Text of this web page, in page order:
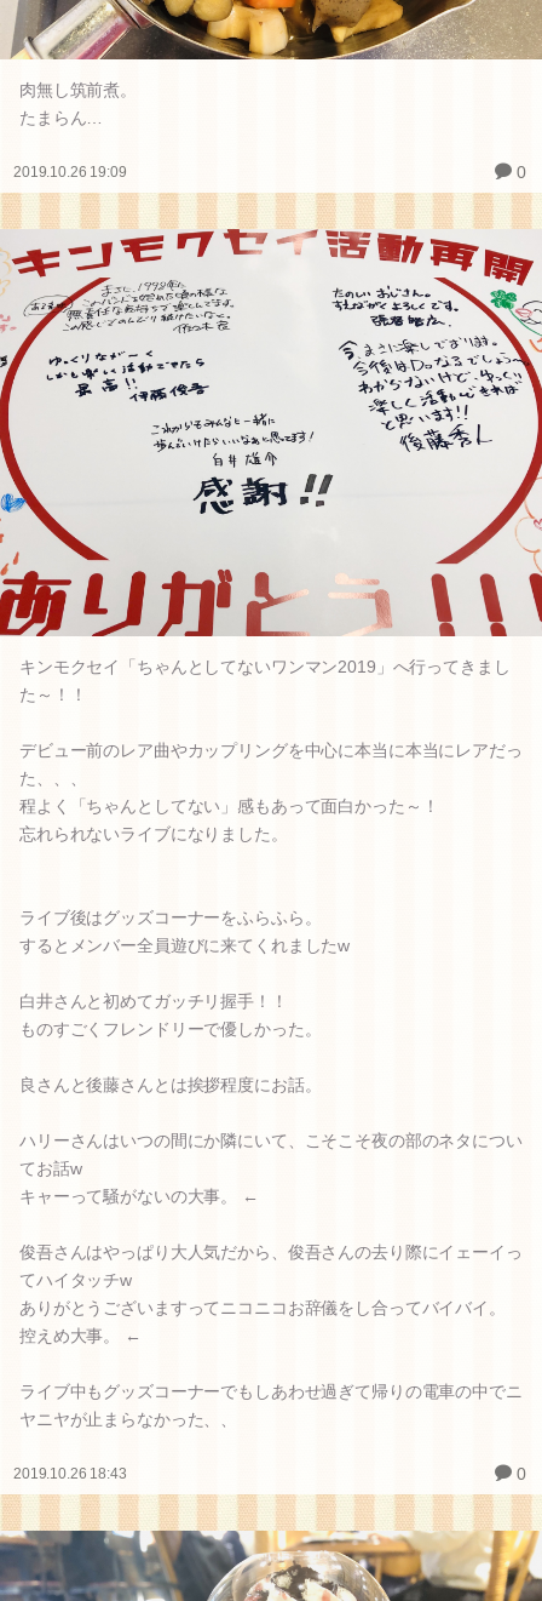
肉無し筑前煮。
たまらん…
2019.10.26 19:09 0
キンモクセイ「ちゃんとしてないワンマン2019」へ行ってきまし
た～！！
デビュー前のレア曲やカップリングを中心に本当に本当にレアだっ
た、、、
程よく「ちゃんとしてない」感もあって面白かった～！
忘れられないライブになりました。
ライブ後はグッズコーナーをふらふら。
するとメンバー全員遊びに来てくれましたw
白井さんと初めてガッチリ握手！！
ものすごくフレンドリーで優しかった。
良さんと後藤さんとは挨拶程度にお話。
ハリーさんはいつの間にか隣にいて、こそこそ夜の部のネタについ
てお話w
キャーって騒がないの大事。 ←
俊吾さんはやっぱり大人気だから、俊吾さんの去り際にイェーイっ
てハイタッチw
ありがとうございますってニコニコお辞儀をし合ってバイバイ。
控えめ大事。 ←
ライブ中もグッズコーナーでもしあわせ過ぎて帰りの電車の中でニ
ヤニヤが止まらなかった、、
2019.10.26 18:43 0